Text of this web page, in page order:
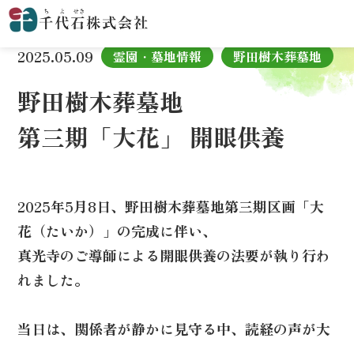
TOP お知らせ 野田樹木葬墓地
2025.05.09 霊園・墓地情報 野田樹木葬墓地
野田樹木葬墓地
第三期「大花」 開眼供養
2025年5月8日、野田樹木葬墓地第三期区画「大
花（たいか）」の完成に伴い、
真光寺のご導師による開眼供養の法要が執り行わ
れました。
当日は、関係者が静かに見守る中、読経の声が大